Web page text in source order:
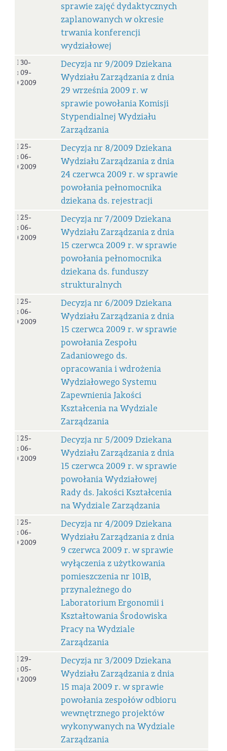
sprawie zajęć dydaktycznych
zaplanowanych w okresie
trwania konferencji
wydziałowej
Decyzja
nr
09/2009
30-
09-
2009
Decyzja nr 9/2009 Dziekana
Wydziału Zarządzania z dnia
29 września 2009 r. w
sprawie powołania Komisji
Stypendialnej Wydziału
Zarządzania
Decyzja
nr
08/2009
25-
06-
2009
Decyzja nr 8/2009 Dziekana
Wydziału Zarządzania z dnia
24 czerwca 2009 r. w sprawie
powołania pełnomocnika
dziekana ds. rejestracji
Decyzja
nr
07/2009
25-
06-
2009
Decyzja nr 7/2009 Dziekana
Wydziału Zarządzania z dnia
15 czerwca 2009 r. w sprawie
powołania pełnomocnika
dziekana ds. funduszy
strukturalnych
Decyzja
nr
06/2009
25-
06-
2009
Decyzja nr 6/2009 Dziekana
Wydziału Zarządzania z dnia
15 czerwca 2009 r. w sprawie
powołania Zespołu
Zadaniowego ds.
opracowania i wdrożenia
Wydziałowego Systemu
Zapewnienia Jakości
Kształcenia na Wydziale
Zarządzania
Decyzja
nr
05/2009
25-
06-
2009
Decyzja nr 5/2009 Dziekana
Wydziału Zarządzania z dnia
15 czerwca 2009 r. w sprawie
powołania Wydziałowej
Rady ds. Jakości Kształcenia
na Wydziale Zarządzania
Decyzja
nr
04/2009
25-
06-
2009
Decyzja nr 4/2009 Dziekana
Wydziału Zarządzania z dnia
9 czerwca 2009 r. w sprawie
wyłączenia z użytkowania
pomieszczenia nr 101B,
przynależnego do
Laboratorium Ergonomii i
Kształtowania Środowiska
Pracy na Wydziale
Zarządzania
Decyzja
nr
03/2009
29-
05-
2009
Decyzja nr 3/2009 Dziekana
Wydziału Zarządzania z dnia
15 maja 2009 r. w sprawie
powołania zespołów odbioru
wewnętrznego projektów
wykonywanych na Wydziale
Zarządzania